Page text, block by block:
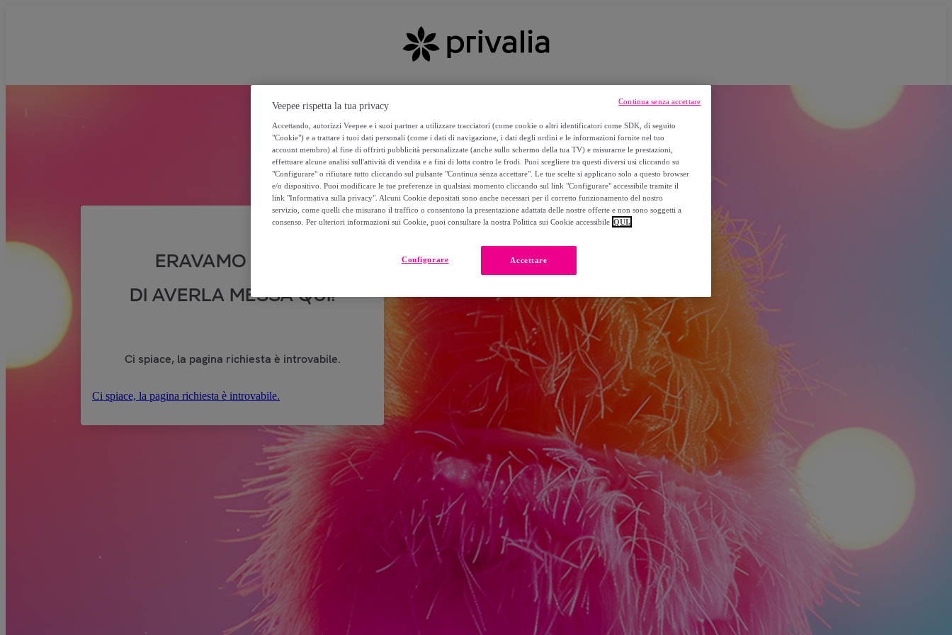
ERAVAMO SICURI
DI AVERLA MESSA QUI!
Ci spiace, la pagina richiesta è introvabile.
Ci spiace, la pagina richiesta è introvabile.
Veepee rispetta la tua privacy
Accettando, autorizzi Veepee e i suoi partner a utilizzare tracciatori (come cookie o altri identificatori come SDK, di seguito
"Cookie") e a trattare i tuoi dati personali (come i dati di navigazione, i dati degli ordini e le informazioni fornite nel tuo
account membro) al fine di offrirti pubblicità personalizzate (anche sullo schermo della tua TV) e misurarne le prestazioni,
effettuare alcune analisi sull'attività di vendita e a fini di lotta contro le frodi. Puoi scegliere tra questi diversi usi cliccando su
"Configurare" o rifiutare tutto cliccando sul pulsante "Continua senza accettare". Le tue scelte si applicano solo a questo browser
e/o dispositivo. Puoi modificare le tue preferenze in qualsiasi momento cliccando sul link "Configurare" accessibile tramite il
link "Informativa sulla privacy". Alcuni Cookie depositati sono anche necessari per il corretto funzionamento del nostro
servizio, come quelli che misurano il traffico o consentono la presentazione adattata delle nostre offerte e non sono soggetti a
consenso. Per ulteriori informazioni sui Cookie, puoi consultare la nostra Politica sui Cookie accessibile QUI.
Accettare
Configurare
Continua senza accettare